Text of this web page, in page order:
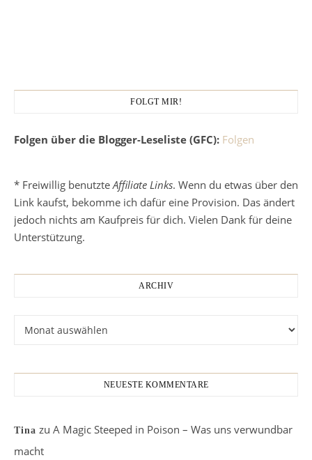
FOLGT MIR!
Folgen über die Blogger-Leseliste (GFC): Folgen
* Freiwillig benutzte Affiliate Links. Wenn du etwas über den
Link kaufst, bekomme ich dafür eine Provision. Das ändert
jedoch nichts am Kaufpreis für dich. Vielen Dank für deine
Unterstützung.
ARCHIV
NEUESTE KOMMENTARE
Tina zu A Magic Steeped in Poison – Was uns verwundbar
macht